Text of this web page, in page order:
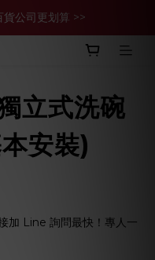
公司更划算 >>
公司更划算 >>
】再享2%優惠
立式洗碗
安裝)
加 Line 詢問最快！專人一